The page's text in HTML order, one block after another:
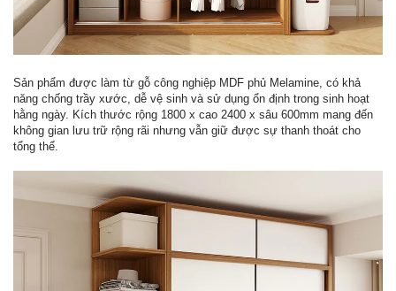
Sản phẩm được làm từ gỗ công nghiệp MDF phủ Melamine, có khả
năng chống trầy xước, dễ vệ sinh và sử dụng ổn định trong sinh hoạt
hằng ngày. Kích thước rộng 1800 x cao 2400 x sâu 600mm mang đến
không gian lưu trữ rộng rãi nhưng vẫn giữ được sự thanh thoát cho
tổng thể.